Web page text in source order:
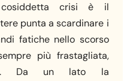
crisi è il
punta a scardinare i
fatiche nello scorso
più frastagliata,
Da un lato la